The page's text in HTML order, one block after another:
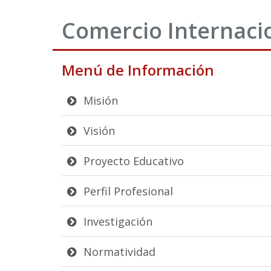
Comercio
Menú de Información
Misión
Visión
Proyecto Educativo
Perfil Profesional
Investigación
Normatividad